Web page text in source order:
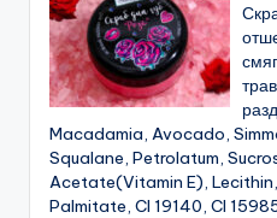
Macadamia, Avocado,
Squalane, Petrolatum,
Acetate(Vitamin E),
Palmitate, CI 19140, CI